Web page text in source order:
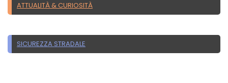
ATTUALITÀ & CURIOSITÀ
SICUREZZA STRADALE